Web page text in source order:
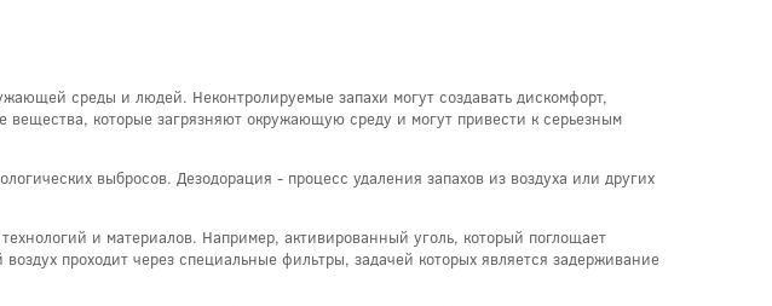
среды и людей. Неконтролируемые запахи могут создавать дискомфорт,
которые загрязняют окружающую среду и могут привести к серьезным
выбросов. Дезодорация - процесс удаления запахов из воздуха или других
и материалов. Например, активированный уголь, который поглощает
проходит через специальные фильтры, задачей которых является задерживание